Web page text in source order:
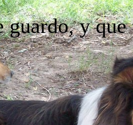
guardo, y